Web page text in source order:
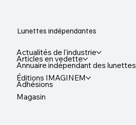
Lunettes indépendantes
Actualités de l'industrie
Articles en vedette
Annuaire indépendant des lunettes
Éditions IMAGINEM
Adhésions
Magasin